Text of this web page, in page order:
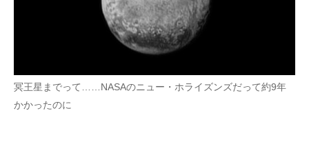
冥王星までって……NASAのニュー・ホライズンズだって約9年
かかったのに